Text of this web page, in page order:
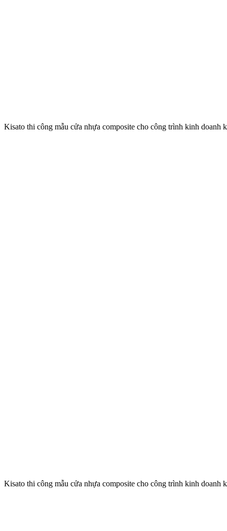
Kisato thi công mẫu cửa nhựa composite cho công trình kinh doanh
Kisato thi công mẫu cửa nhựa composite cho công trình kinh doanh